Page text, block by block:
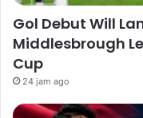
Gol Debut Will
Middlesbrough
Cup
24 jam ago